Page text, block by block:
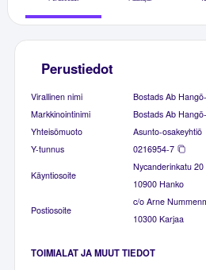
Perustiedot
Virallinen nimi
Bostads Ab
Markkinointinimi
Bostads Ab
Yhteisömuoto
Asunto-osakeyhtiö
Y-tunnus
0216954-7
Käyntiosoite
Nycanderinkatu 20
10900 Hanko
Postiosoite
c/o Arne
10300 Karjaa
TOIMIALAT JA MUUT TIEDOT